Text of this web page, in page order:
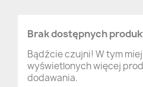
Brak dostępnych
Bądźcie czujni! W tym
wyświetlonych więcej
dodawania.